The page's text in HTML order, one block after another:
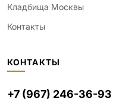
Кладбища Москвы
Контакты
КОНТАКТЫ
+7 (967) 246-36-93